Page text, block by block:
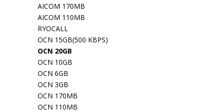
AICOM 170MB
AICOM 110MB
RYOCALL
OCN 15GB(500 KBPS)
OCN 20GB
OCN 10GB
OCN 6GB
OCN 3GB
OCN 170MB
OCN 110MB